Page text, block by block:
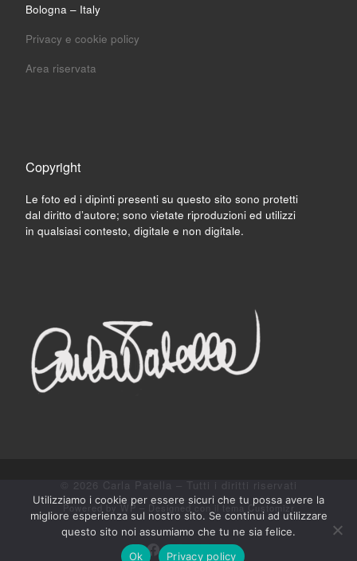
Bologna – Italy
Privacy e cookie policy
Area riservata
Copyright
Le foto ed i dipinti presenti su questo sito sono protetti
dal diritto d’autore; sono vietate riproduzioni ed utilizzi
in qualsiasi contesto, digitale e non digitale.
© 2026 Carla Patella – Tutti i diritti riservati
Powered byWP– Designed con iltema Customizr
Utilizziamo i cookie per essere sicuri che tu possa avere la
migliore esperienza sul nostro sito. Se continui ad utilizzare
questo sito noi assumiamo che tu ne sia felice.
Ok
Privacy policy